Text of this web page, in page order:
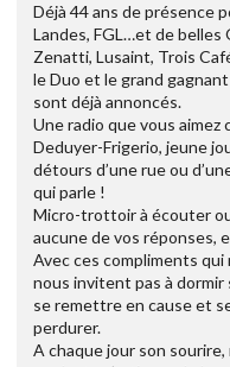
Déjà 44 ans de présence
Landes, FGL…et de belles
Zenatti, Lusaint, Trois
le Duo et le grand
sont déjà annoncés.
Une radio que vous aimez
Deduyer-Frigerio, jeune
détours d’une rue ou
qui parle !
Micro-trottoir à écouter
aucune de vos réponses,
Avec ces compliments
nous invitent pas à
se remettre en cause et
perdurer.
A chaque jour son sourire,